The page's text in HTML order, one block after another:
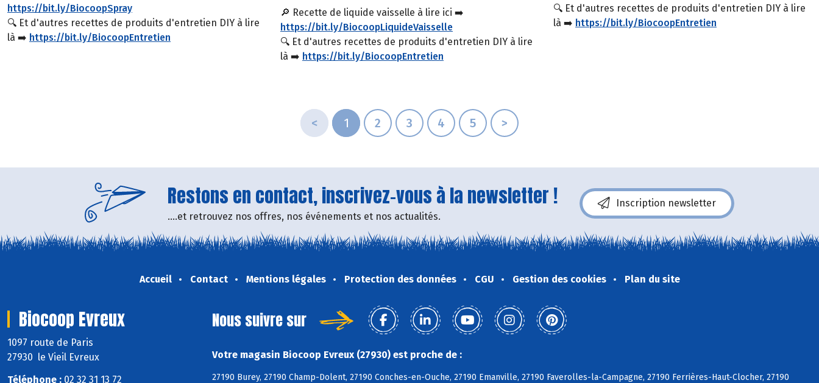
https://bit.ly/BiocoopSpray
🔍 Et d'autres recettes de produits d'entretien DIY à lire
là ➡️ https://bit.ly/BiocoopEntretien
🔎 Recette de liquide vaisselle à lire ici ➡️
https://bit.ly/BiocoopLiquideVaisselle
🔍 Et d'autres recettes de produits d'entretien DIY à lire
là ➡️ https://bit.ly/BiocoopEntretien
🔍 Et d'autres recettes de produits d'entretien DIY à lire
là ➡️ https://bit.ly/BiocoopEntretien
< 1 2 3 4 5 >
Restons en contact, inscrivez-vous à la newsletter !
....et retrouvez nos offres, nos événements et nos actualités.
Inscription newsletter
Accueil Contact Mentions légales Protection des données CGU Gestion des cookies Plan du site
Biocoop Evreux
1097 route de Paris
27930 le Vieil Evreux
Téléphone : 02 32 31 13 72
Nous suivre sur
Votre magasin Biocoop Evreux (27930) est proche de :
27190 Burey, 27190 Champ-Dolent, 27190 Conches-en-Ouche, 27190 Emanville, 27190 Faverolles-la-Campagne, 27190 Ferrières-Haut-Clocher, 27190